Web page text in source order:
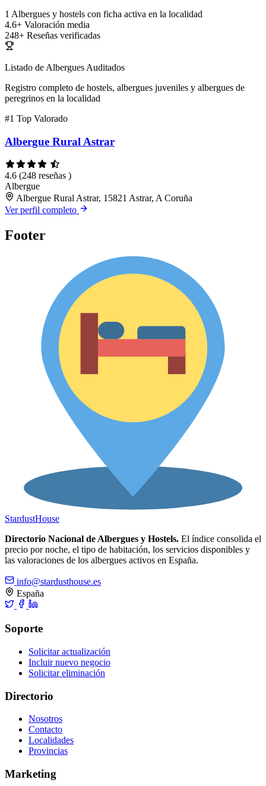
1 Albergues y hostels con ficha activa en la localidad
4.6+ Valoración media
248+ Reseñas verificadas
Listado de Albergues Auditados
Registro completo de hostels, albergues juveniles y albergues de
peregrinos en la localidad
#1 Top Valorado
Albergue Rural Astrar
4.6 (248 reseñas )
Albergue
Albergue Rural Astrar, 15821 Astrar, A Coruña
Ver perfil completo
Footer
StardustHouse
Directorio Nacional de Albergues y Hostels. El índice consolida el
precio por noche, el tipo de habitación, los servicios disponibles y
las valoraciones de los albergues activos en España.
info@stardusthouse.es
España
Soporte
Solicitar actualización
Incluir nuevo negocio
Solicitar eliminación
Directorio
Nosotros
Contacto
Localidades
Provincias
Marketing